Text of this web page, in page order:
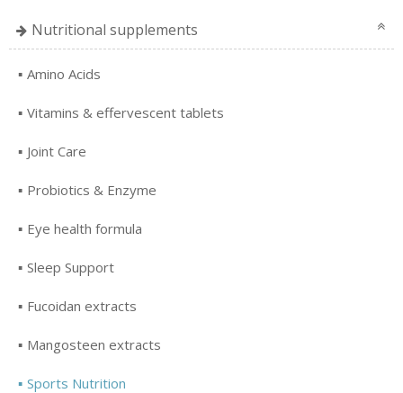
Nutritional supplements
Amino Acids
Vitamins & effervescent tablets
Joint Care
Probiotics & Enzyme
Eye health formula
Sleep Support
Fucoidan extracts
Mangosteen extracts
Sports Nutrition